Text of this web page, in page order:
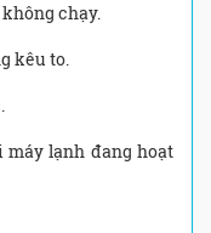
chạy.
kêu to.
lạnh đang hoạt